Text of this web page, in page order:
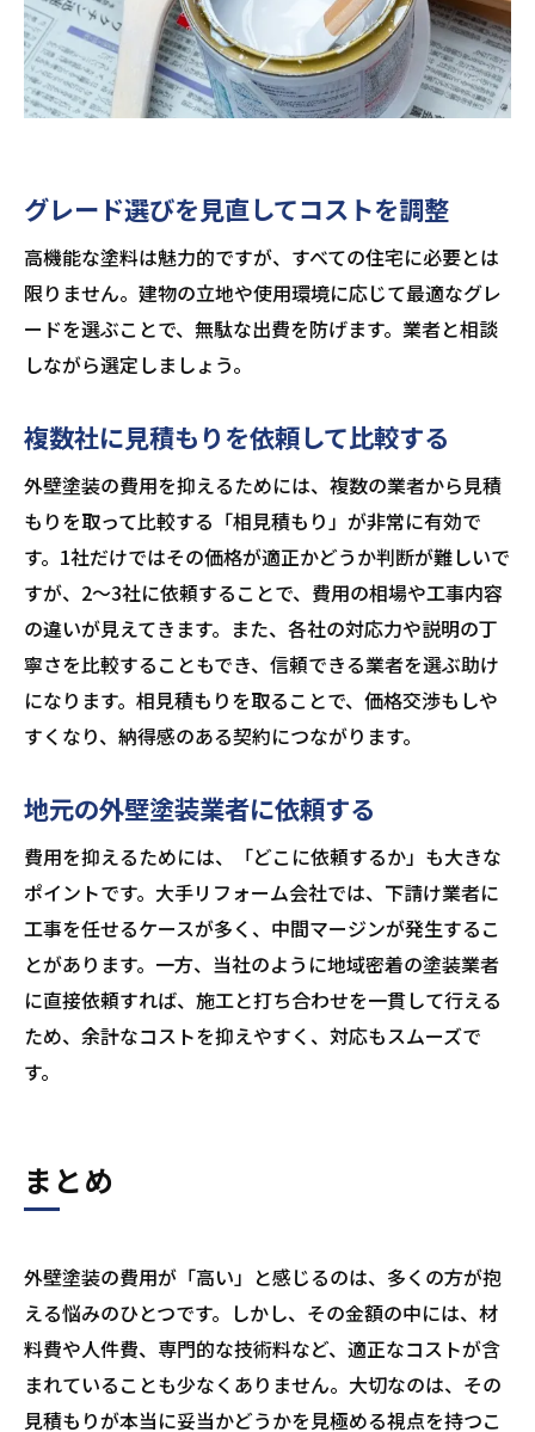
グレード選びを見直してコストを調整
高機能な塗料は魅力的ですが、すべての住宅に必要とは
限りません。建物の立地や使用環境に応じて最適なグレ
ードを選ぶことで、無駄な出費を防げます。業者と相談
しながら選定しましょう。
複数社に見積もりを依頼して比較する
外壁塗装の費用を抑えるためには、複数の業者から見積
もりを取って比較する「相見積もり」が非常に有効で
す。1社だけではその価格が適正かどうか判断が難しいで
すが、2～3社に依頼することで、費用の相場や工事内容
の違いが見えてきます。また、各社の対応力や説明の丁
寧さを比較することもでき、信頼できる業者を選ぶ助け
になります。相見積もりを取ることで、価格交渉もしや
すくなり、納得感のある契約につながります。
地元の外壁塗装業者に依頼する
費用を抑えるためには、「どこに依頼するか」も大きな
ポイントです。大手リフォーム会社では、下請け業者に
工事を任せるケースが多く、中間マージンが発生するこ
とがあります。一方、当社のように地域密着の塗装業者
に直接依頼すれば、施工と打ち合わせを一貫して行える
ため、余計なコストを抑えやすく、対応もスムーズで
す。
まとめ
外壁塗装の費用が「高い」と感じるのは、多くの方が抱
える悩みのひとつです。しかし、その金額の中には、材
料費や人件費、専門的な技術料など、適正なコストが含
まれていることも少なくありません。大切なのは、その
見積もりが本当に妥当かどうかを見極める視点を持つこ